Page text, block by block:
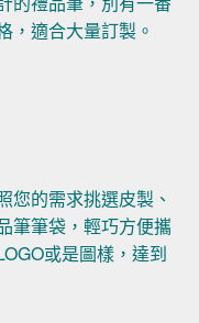
，適合大量訂製。
您的需求挑選皮製、
筆筆袋，輕巧方便攜
或是圖樣，達到